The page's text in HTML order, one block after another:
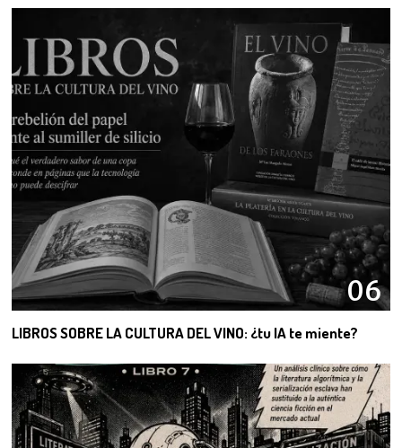
06
LIBROS SOBRE LA CULTURA DEL VINO: ¿tu IA te miente?